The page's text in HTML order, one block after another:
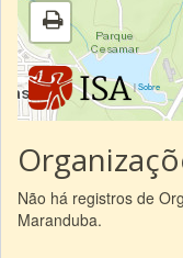
|Sobre
Não há registros de
Maranduba.